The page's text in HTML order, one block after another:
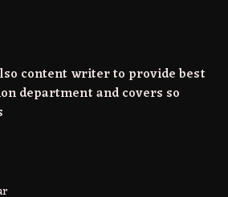
content writer to provide best
department and covers so